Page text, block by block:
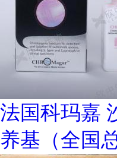
法国科玛嘉
养基（全国